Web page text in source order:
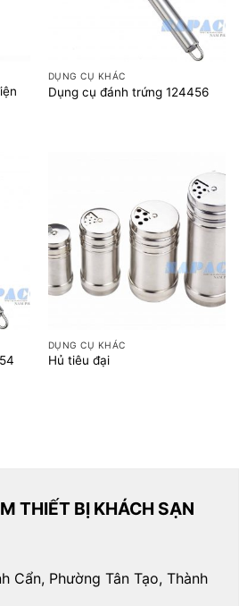
DỤNG CỤ KHÁC
Dụng cụ đánh trứng 124456
DỤNG CỤ KHÁC
Hủ tiêu đại
THIẾT BỊ KHÁCH SẠN
Cẩn, Phường Tân Tạo, Thành